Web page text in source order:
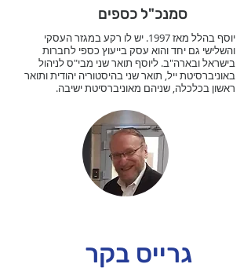
סמנכ"ל כספים
יוסף בהלל מאז 1997. יש לו רקע במגזר העסקי
והשלישי גם יחד והוא עסק בייעוץ כספי לחברות
בישראל ובארה"ב. ליוסף תואר שני מבי"ס לניהול
באוניברסיטת ייל, תואר שני בהיסטוריה יהודית ותואר
ראשון בכלכלה, שניהם מאוניברסיטת ישיבה.
גרייס בקר